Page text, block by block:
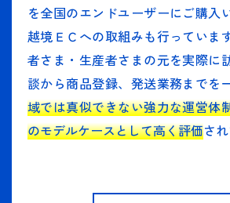
を全国のエンドユーザーにご購入
越境ＥＣへの取組みも行っていま
者さま・生産者さまの元を実際に
談から商品登録、発送業務までを
域では真似できない強力な運営体
のモデルケースとして高く評価さ